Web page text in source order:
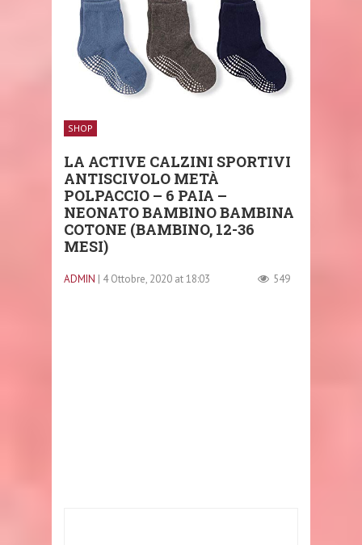
SHOP
LA ACTIVE CALZINI SPORTIVI
ANTISCIVOLO METÀ
POLPACCIO – 6 PAIA –
NEONATO BAMBINO BAMBINA
COTONE (BAMBINO, 12-36
MESI)
ADMIN | 4 Ottobre, 2020 at 18:03 549